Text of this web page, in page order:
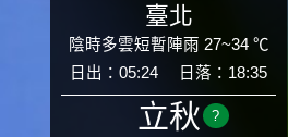
臺北
陰時多雲短暫陣雨 27~34 ℃
日出：05:24
日落：18:35
立秋 ?